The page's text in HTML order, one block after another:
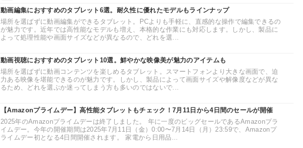
動画編集におすすめのタブレット6選。耐久性に優れたモデルもラインナップ
場所を選ばずに動画編集ができるタブレット。PCよりも手軽に、直感的な操作で編集できるの
が魅力です。近年では高性能なモデルも増え、本格的な作業にも対応します。しかし、製品に
よって処理性能や画面サイズなどが異なるので、どれを選...
動画視聴におすすめのタブレット10選。鮮やかな映像美が魅力のアイテムも
場所を選ばずに動画コンテンツを楽しめるタブレット。スマートフォンより大きな画面で、迫
力ある映像を堪能できるのが魅力です。しかし、製品によって画面サイズや解像度などが異な
るため、どれを選ぶか迷ってしまう方も多いのではないで...
【Amazonプライムデー】高性能タブレットもチェック！7月11日から4日間のセールが開催
2025年のAmazonプライムデーは終了しました。 年に一度のビッグセールであるAmazonプラ
イムデー。今年の開催期間は2025年7月11日（金）0:00〜7月14日（月）23:59で、Amazonプ
ライムデー初となる4日間開催されます。 家電から日用品...